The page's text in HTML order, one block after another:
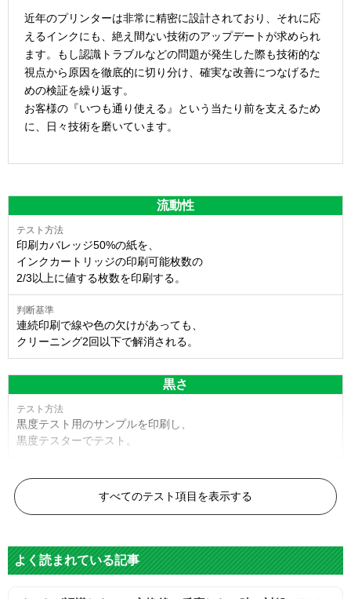
近年のプリンターは非常に精密に設計されており、それに応
えるインクにも、絶え間ない技術のアップデートが求められ
ます。もし認識トラブルなどの問題が発生した際も技術的な
視点から原因を徹底的に切り分け、確実な改善につなげるた
めの検証を繰り返す。
お客様の『いつも通り使える』という当たり前を支えるため
に、日々技術を磨いています。
流動性
印刷カバレッジ50%の紙を、
インクカートリッジの印刷可能枚数の
2/3以上に値する枚数を印刷する。
連続印刷で線や色の欠けがあっても、
クリーニング2回以下で解消される。
黒さ
黒度テスト用のサンプルを印刷し、
黒度テスターでテスト。
黒度の技術基準に適合する。
標準カラーサンプルを印刷する。
すべてのテスト項目を表示する
よく読まれている記事